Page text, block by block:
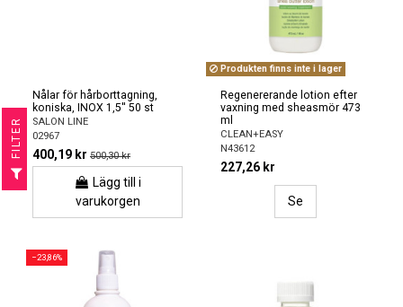
Nålar för hårborttagning,
koniska, INOX 1,5'' 50 st
SALON LINE
02967
400,19 kr 500,30 kr
Lägg till i
varukorgen
Produkten finns inte i lager
Regenererande lotion efter
vaxning med sheasmör 473
ml
CLEAN+EASY
N43612
227,26 kr
Se
−23,86%
R